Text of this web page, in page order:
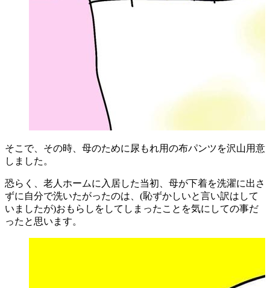
そこで、その時、母のために尿もれ用の布パンツを沢山用意
しました。
恐らく、老人ホームに入居した当初、母が下着を洗濯に出さ
ずに自分で洗いたがったのは、(恥ずかしいと言い訳はして
いましたが)おもらしをしてしまったことを気にしての事だ
ったと思います。